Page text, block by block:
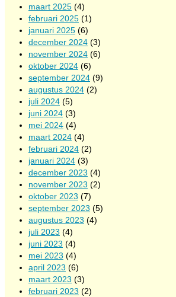
maart 2025 (4)
februari 2025 (1)
januari 2025 (6)
december 2024 (3)
november 2024 (6)
oktober 2024 (6)
september 2024 (9)
augustus 2024 (2)
juli 2024 (5)
juni 2024 (3)
mei 2024 (4)
maart 2024 (4)
februari 2024 (2)
januari 2024 (3)
december 2023 (4)
november 2023 (2)
oktober 2023 (7)
september 2023 (5)
augustus 2023 (4)
juli 2023 (4)
juni 2023 (4)
mei 2023 (4)
april 2023 (6)
maart 2023 (3)
februari 2023 (2)